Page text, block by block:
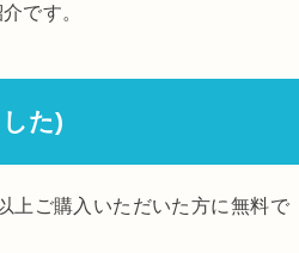
です。
た)
上ご購入いただいた方に無料で